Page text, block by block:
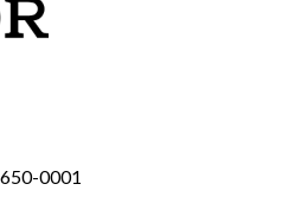
0001